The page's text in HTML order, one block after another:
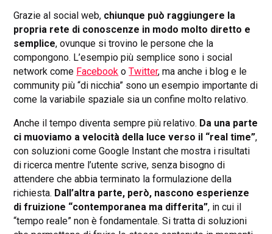
Grazie al social web, chiunque può raggiungere la
propria rete di conoscenze in modo molto diretto e
semplice, ovunque si trovino le persone che la
compongono. L’esempio più semplice sono i social
network come Facebook oTwitter, ma anche i blog e le
community più “di nicchia” sono un esempio importante di
come la variabile spaziale sia un confine molto relativo.
Anche il tempo diventa sempre più relativo. Da una parte
ci muoviamo a velocità della luce verso il “real time”,
con soluzioni come Google Instant che mostra i risultati
di ricerca mentre l’utente scrive, senza bisogno di
attendere che abbia terminato la formulazione della
richiesta. Dall’altra parte, però, nascono esperienze
di fruizione “contemporanea ma differita”, in cui il
“tempo reale” non è fondamentale. Si tratta di soluzioni